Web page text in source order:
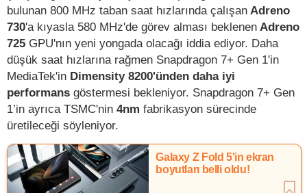
bulunan 800 MHz taban saat hızlarında çalışan Adreno
730'a kıyasla 580 MHz'de görev alması beklenen Adreno
725 GPU'nın yeni yongada olacağı iddia ediyor. Daha
düşük saat hızlarına rağmen Snapdragon 7+ Gen 1'in
MediaTek'in Dimensity 8200'ünden daha iyi
performans göstermesi bekleniyor. Snapdragon 7+ Gen
1’in ayrıca TSMC'nin 4nm fabrikasyon sürecinde
üretileceği söyleniyor.
Galaxy Z Fold 5'in ekran
boyutları belli oldu!